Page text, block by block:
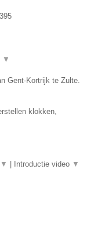
▼
Gent-Kortrijk te Zulte.
klokken,
▼ Introductie video ▼